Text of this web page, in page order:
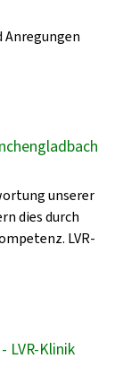
Anregungen
unserer
dies durch
LVR-
LVR-Klinik